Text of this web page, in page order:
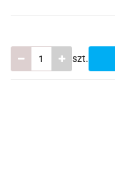
szt.